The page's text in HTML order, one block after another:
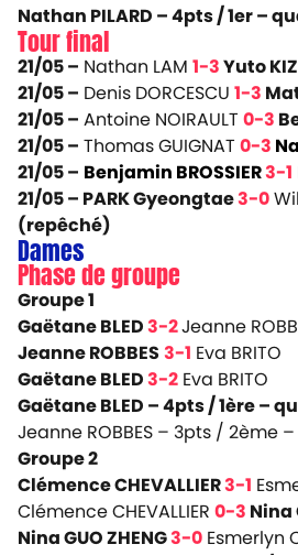
Nathan PILARD – 4pts / 1er –
Tour final
21/05 – Nathan LAM 1-3Yuto
21/05 – Denis DORCESCU 1-3
21/05 – Antoine NOIRAULT 0-3
21/05 – Thomas GUIGNAT 0-3
21/05 – Benjamin BROSSIER3-1
21/05 – PARK Gyeongtae3-0
(repêché)
Dames
Phase de groupe
Groupe 1
Gaëtane BLED3-2Jeanne
Jeanne ROBBES 3-1 Eva BRITO
Gaëtane BLED3-2 Eva BRITO
Gaëtane BLED – 4pts / 1ère –
Jeanne ROBBES – 3pts / 2ème –
Groupe 2
Clémence CHEVALLIER3-1
Clémence CHEVALLIER 0-3 Nina
Nina GUO ZHENG3-0 Esmerlyn